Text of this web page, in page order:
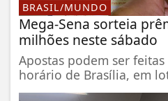
BRASIL/MUNDO
Mega-Sena sorteia
milhões neste sábado
Apostas podem ser
horário de Brasília, em